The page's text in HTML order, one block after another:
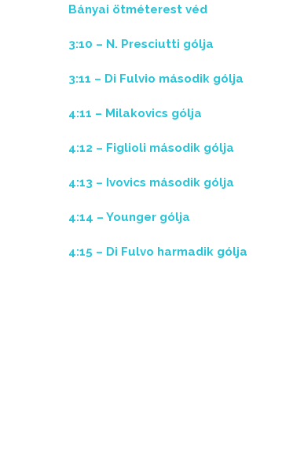
Bányai ötméterest véd
3:10 – N. Presciutti gólja
3:11 – Di Fulvio második gólja
4:11 – Milakovics gólja
4:12 – Figlioli második gólja
4:13 – Ivovics második gólja
4:14 – Younger gólja
4:15 – Di Fulvo harmadik gólja